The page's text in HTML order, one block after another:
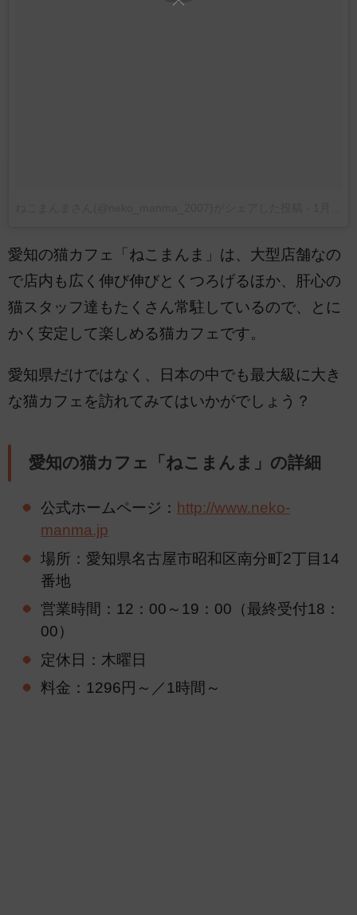
愛知の猫カフェ「ねこまんま」は、大型店舗なの
で店内も広く伸び伸びとくつろげるほか、肝心の
猫スタッフ達もたくさん常駐しているので、とに
かく安定して楽しめる猫カフェです。
愛知県だけではなく、日本の中でも最大級に大き
な猫カフェを訪れてみてはいかがでしょう？
愛知の猫カフェ「ねこまんま」の詳細
公式ホームページ： http://www.neko-
manma.jp
場所：愛知県名古屋市昭和区南分町2丁目14
番地
営業時間：12：00～19：00（最終受付18：
00）
定休日：木曜日
料金：1296円～／1時間～